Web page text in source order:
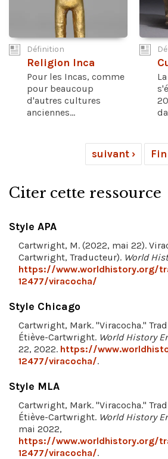
Définition
Religion Inca
Pour les Incas, comme
pour beaucoup
d'autres cultures
anciennes...
suivant ›
Citer cette ressource
Style APA
Cartwright, M. (2022, mai 22).
Cartwright, Traducteur). World
https://www.worldhistory.org/
12477/viracocha/
Style Chicago
Cartwright, Mark. "Viracocha."
Étiève-Cartwright. World History
22, 2022. https://
12477/viracocha/.
Style MLA
Cartwright, Mark. "Viracocha."
Étiève-Cartwright. World History
mai 2022,
https://www.worldhistory.org/
12477/viracocha/.